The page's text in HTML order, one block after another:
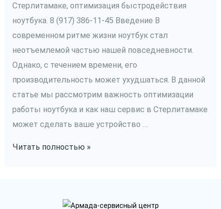
Стерлитамаке, оптимизация быстродействия
ноутбука. 8 (917) 386-11-45 Введение В
современном ритме жизни ноутбук стал
неотъемлемой частью нашей повседневности.
Однако, с течением времени, его
производительность может ухудшаться. В данной
статье мы рассмотрим важность оптимизации
работы ноутбука и как наш сервис в Стерлитамаке
может сделать ваше устройство …
Устранение
Читать полностью »